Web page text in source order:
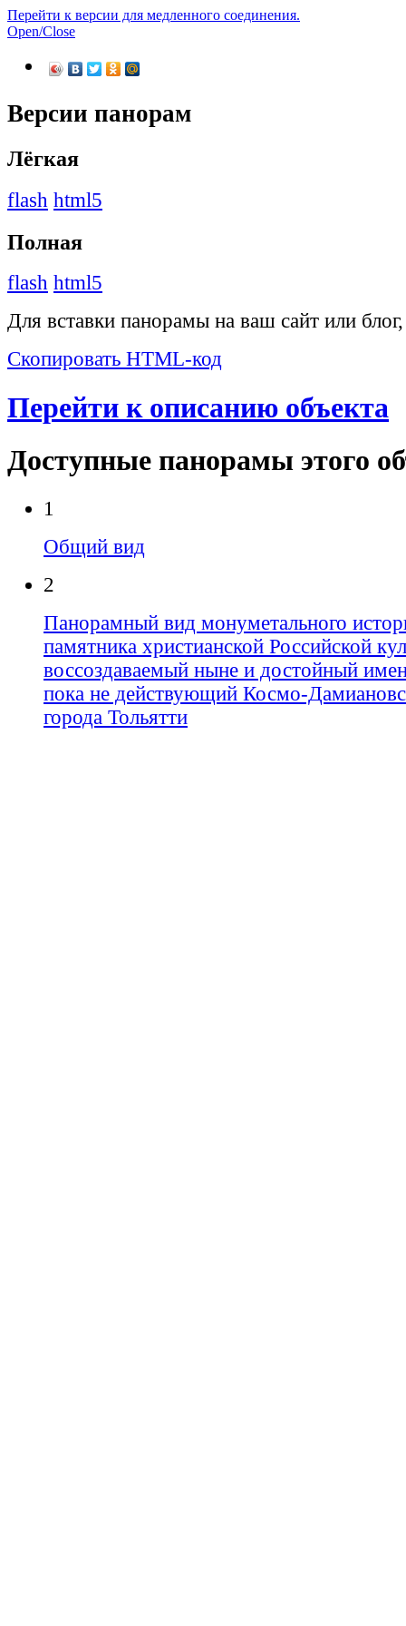
Перейти к версии для медленного соединения.
Open/Close
Версии панорам
Лёгкая
flash html5
Полная
flash html5
Для вставки панорамы на ваш сайт или
Скопировать HTML-код
Перейти к описанию объекта
Доступные панорамы этого
1
Общий вид
2
Панорамный вид монуметального
памятника христианской Российской
воссоздаваемый ныне и достойный
пока не действующий Космо-
города Тольятти